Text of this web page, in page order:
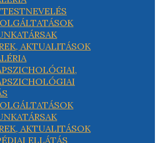
AKTUALITÁSOK
AKTUALITÁSOK
ELLÁTÁS